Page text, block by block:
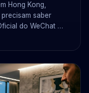
Hong Kong,
saber
do WeChat —
ou US$99),